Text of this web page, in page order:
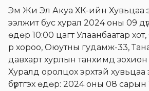
Эм Жи Эл Акуа ХК-ийн Хувьцаа
ээлжит бус хурал 2024 оны 09
өдөр 10:00 цагт Улаанбаатар хот,
р хороо, Оюутны гудамж-33,
давхарт хурлын танхимд зохион
Хуралд оролцох эрхтэй
бүртгэх өдөр: 2024 оны 08 сарын